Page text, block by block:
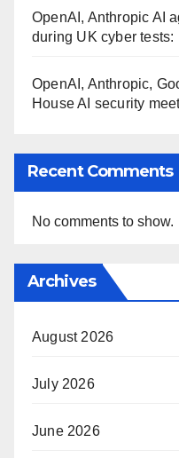
OpenAI, Anthropic AI
during UK cyber tests:
OpenAI, Anthropic,
House AI security
Recent Comments
No comments to show.
Archives
August 2026
July 2026
June 2026